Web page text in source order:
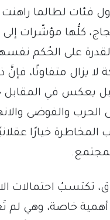
فئات لطالما راهنت
كلُّها مؤشّرات
على الحُكم
لا يزال متفاوتًا،
بل يعكس في
الحرب والفوضى
خيارًا
تكتسبُ احتمالات
خاصة، وهي لم